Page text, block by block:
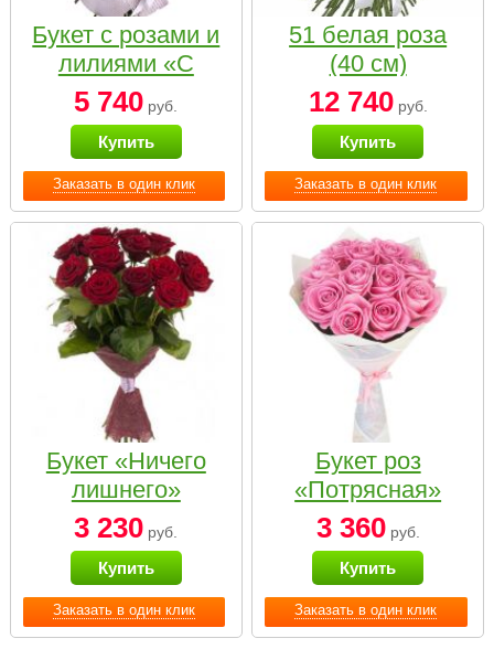
Заказать в один клик
Букет с розами и
лилиями «С
наилучшими
пожеланиями»
5 740 руб.
Купить
Заказать в один клик
51 белая роза
(40 см)
12 740руб.
Купить
Заказать в один клик
Букет «Ничего
лишнего»
3 230 руб.
Купить
Заказать в один клик
Букет роз
«Потрясная»
3 360руб.
Купить